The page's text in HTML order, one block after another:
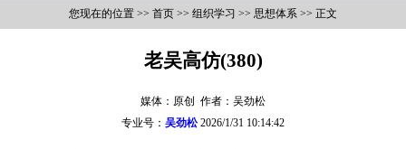
您现在的位置 >> 首页 >> 组织学习 >> 思想体系 >> 正文
老吴高仿(380)
媒体：原创 作者：吴劲松
专业号： 吴劲松2026/1/31 10:14:42